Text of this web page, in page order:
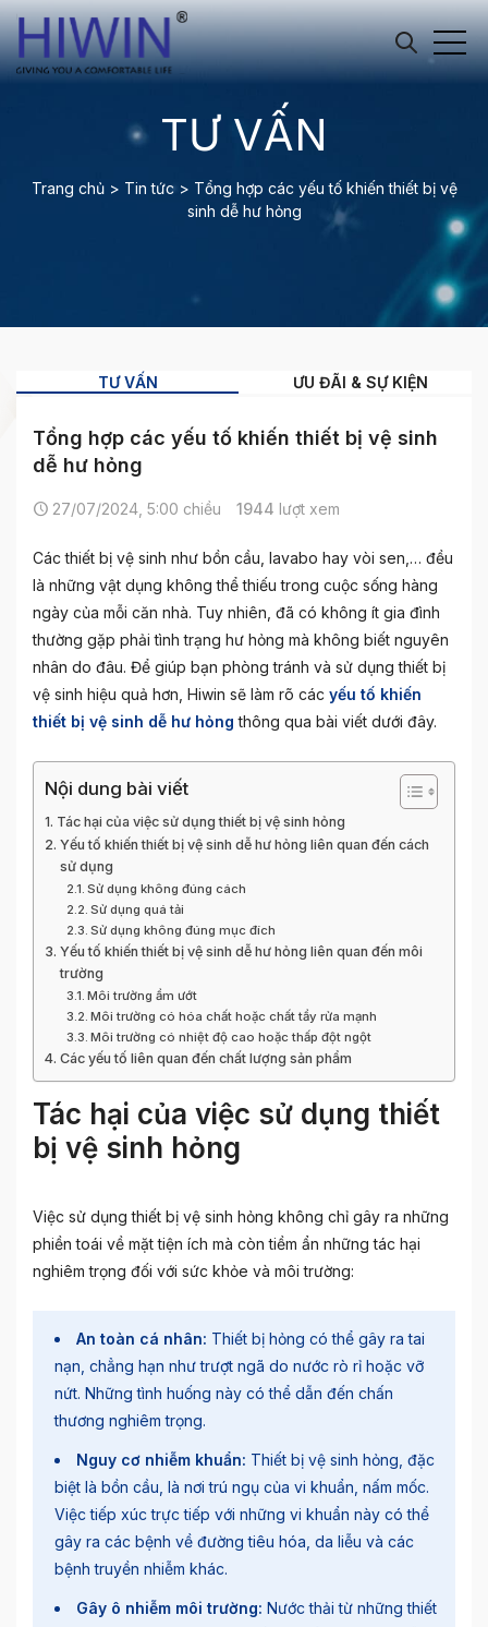
TƯ VẤN
Trang chủ> Tin tức> Tổng hợp các yếu tố khiến thiết bị vệ
sinh dễ hư hỏng
TƯ VẤN ƯU ĐÃI & SỰ KIỆN
Tổng hợp các yếu tố khiến thiết bị vệ sinh
dễ hư hỏng
27/07/2024, 5:00 chiều 1944 lượt xem
Các thiết bị vệ sinh như bồn cầu, lavabo hay vòi sen,… đều
là những vật dụng không thể thiếu trong cuộc sống hàng
ngày của mỗi căn nhà. Tuy nhiên, đã có không ít gia đình
thường gặp phải tình trạng hư hỏng mà không biết nguyên
nhân do đâu. Để giúp bạn phòng tránh và sử dụng thiết bị
vệ sinh hiệu quả hơn, Hiwin sẽ làm rõ các yếu tố khiến
thiết bị vệ sinh dễ hư hỏng thông qua bài viết dưới đây.
Nội dung bài viết
Tác hại của việc sử dụng thiết bị vệ sinh hỏng
Yếu tố khiến thiết bị vệ sinh dễ hư hỏng liên quan đến cách
sử dụng
Sử dụng không đúng cách
Sử dụng quá tải
Sử dụng không đúng mục đích
Yếu tố khiến thiết bị vệ sinh dễ hư hỏng liên quan đến môi
trường
Môi trường ẩm ướt
Môi trường có hóa chất hoặc chất tẩy rửa mạnh
Môi trường có nhiệt độ cao hoặc thấp đột ngột
Các yếu tố liên quan đến chất lượng sản phẩm
Tác hại của việc sử dụng thiết
bị vệ sinh hỏng
Việc sử dụng thiết bị vệ sinh hỏng không chỉ gây ra những
phiền toái về mặt tiện ích mà còn tiềm ẩn những tác hại
nghiêm trọng đối với sức khỏe và môi trường:
An toàn cá nhân: Thiết bị hỏng có thể gây ra tai
nạn, chẳng hạn như trượt ngã do nước rò rỉ hoặc vỡ
nứt. Những tình huống này có thể dẫn đến chấn
thương nghiêm trọng.
Nguy cơ nhiễm khuẩn: Thiết bị vệ sinh hỏng, đặc
biệt là bồn cầu, là nơi trú ngụ của vi khuẩn, nấm mốc.
Việc tiếp xúc trực tiếp với những vi khuẩn này có thể
gây ra các bệnh về đường tiêu hóa, da liễu và các
bệnh truyền nhiễm khác.
Gây ô nhiễm môi trường: Nước thải từ những thiết